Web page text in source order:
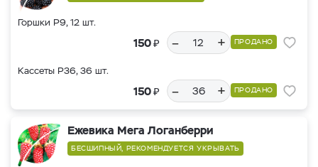
Горшки Р9, 12 шт.
150₽ – + ПРОДАНО
Кассеты Р36, 36 шт.
150₽ – + ПРОДАНО
Ежевика Мега Логанберри
БЕСШИПНЫЙ, РЕКОМЕНДУЕТСЯ УКРЫВАТЬ